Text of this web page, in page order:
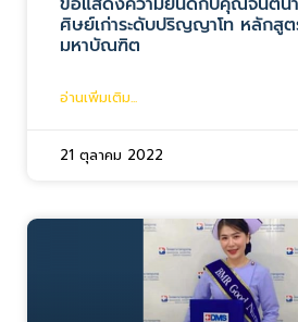
ศิษย์เก่าระดับปริญญาโท หลักสู
มหาบัณฑิต
อ่านเพิ่มเติม...
21 ตุลาคม 2022